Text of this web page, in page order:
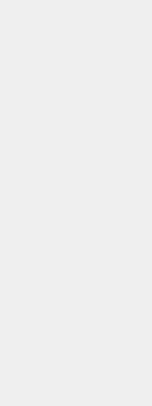
谷町八木ビル4F